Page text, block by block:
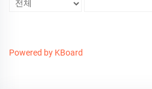
Powered by KBoard